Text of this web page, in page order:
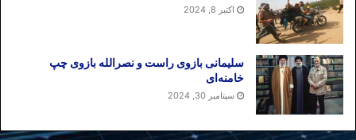
اکتبر 8, 2024
سلیمانی بازوی راست و نصرالله بازوی چپ
خامنه‌ای
سپتامبر 30, 2024